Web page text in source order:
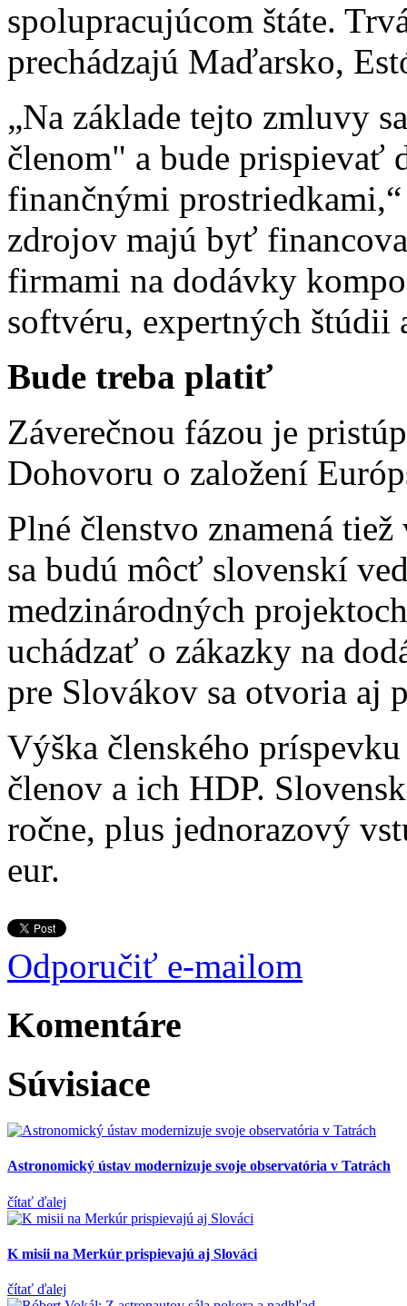
spolupracujúcom štáte.
prechádzajú Maďarsko,
„Na základe tejto zmluvy
členom" a bude prispievať
finančnými
zdrojov majú byť
firmami na dodávky
softvéru, expertných štúdii
Bude treba platiť
Záverečnou fázou je
Dohovoru o založení
Plné členstvo znamená
sa budú môcť slovenskí
medzinárodných
uchádzať o zákazky na
pre Slovákov sa otvoria aj
Výška členského
členov a ich HDP.
ročne, plus jednorazový
eur.
Odporučiť e-mailom
Komentáre
Súvisiace
Astronomický ústav modernizuje svoje observatória v Tatrách
čítať ďalej
K misii na Merkúr prispievajú aj Slováci
čítať ďalej